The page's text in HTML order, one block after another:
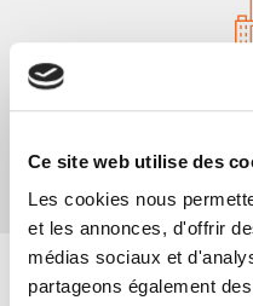
Ce site web utilise des
Les cookies nous
et les annonces, d'offrir
médias sociaux et
partageons également
Sites